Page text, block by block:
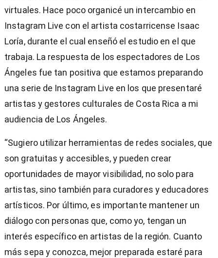
virtuales. Hace poco organicé un intercambio en
Instagram Live con el artista costarricense Isaac
Loría, durante el cual enseñó el estudio en el que
trabaja. La respuesta de los espectadores de Los
Ángeles fue tan positiva que estamos preparando
una serie de Instagram Live en los que presentaré
artistas y gestores culturales de Costa Rica a mi
audiencia de Los Ángeles.
“Sugiero utilizar herramientas de redes sociales, que
son gratuitas y accesibles, y pueden crear
oportunidades de mayor visibilidad, no solo para
artistas, sino también para curadores y educadores
artísticos. Por último, es importante mantener un
diálogo con personas que, como yo, tengan un
interés específico en artistas de la región. Cuanto
más sepa y conozca, mejor preparada estaré para